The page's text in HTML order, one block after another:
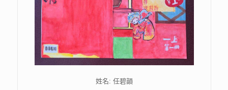
姓名: 任碧韻